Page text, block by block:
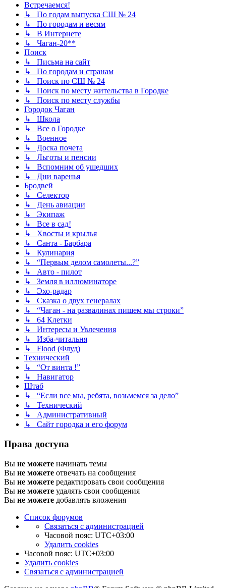
Встречаемся!
↳ По годам выпуска СШ № 24
↳ По городам и весям
↳ В Интернете
↳ Чаган-20**
Поиск
↳ Письма на сайт
↳ По городам и странам
↳ Поиск по СШ № 24
↳ Поиск по месту жительства в Городке
↳ Поиск по месту службы
Городок Чаган
↳ Школа
↳ Все о Городке
↳ Военное
↳ Доска почета
↳ Льготы и пенсии
↳ Вспомним об ушедших
↳ Дни варенья
Бродвей
↳ Селектор
↳ День авиации
↳ Экипаж
↳ Все в сад!
↳ Хвосты и крылья
↳ Санта - Барбара
↳ Кулинария
↳ “Первым делом самолеты...?”
↳ Авто - пилот
↳ Земля в иллюминаторе
↳ Эхо-радар
↳ Сказка о двух генералах
↳ “Чаган - на развалинах пишем мы строки”
↳ 64 Клетки
↳ Интересы и Увлечения
↳ Изба-читальня
↳ Flood (Флуд)
Технический
↳ “От винта !”
↳ Навигатор
Штаб
↳ “Если все мы, ребята, возьмемся за дело”
↳ Технический
↳ Административный
↳ Сайт городка и его форум
Права доступа
Вы не можете начинать темы
Вы не можете отвечать на сообщения
Вы не можете редактировать свои сообщения
Вы не можете удалять свои сообщения
Вы не можете добавлять вложения
Список форумов
Связаться с администрацией
Часовой пояс: UTC+03:00
Удалить cookies
Часовой пояс: UTC+03:00
Удалить cookies
Связаться с администрацией